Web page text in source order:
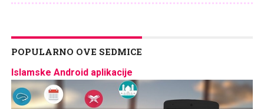
POPULARNO OVE SEDMICE
Islamske Android aplikacije